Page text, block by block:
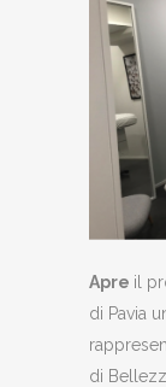
Apre il
di Pavia
di